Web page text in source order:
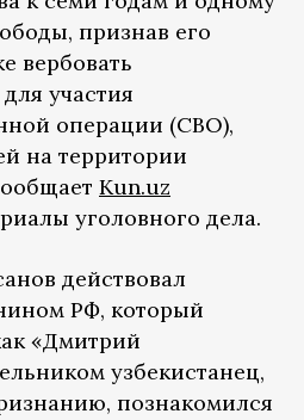
признав его
вербовать
участия
операции (СВО),
на территории
Kun.uz
уголовного дела.
действовал
РФ, который
«Дмитрий
узбекистанец,
познакомился